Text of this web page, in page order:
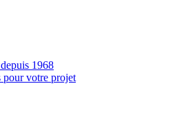
1968
pour votre projet